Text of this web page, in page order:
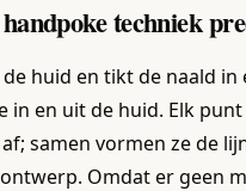
techniek
huid en tikt de naald in
in en uit de huid. Elk punt
samen vormen ze de
Omdat er geen